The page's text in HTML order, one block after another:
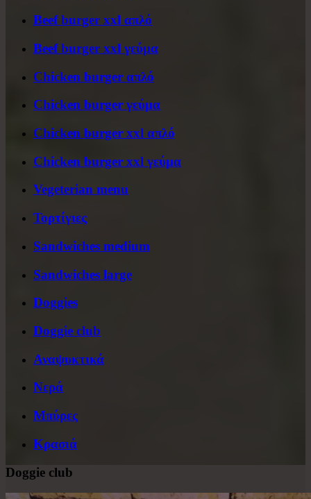
Beef burger xxl απλό
Beef burger xxl γεύμα
Chicken burger απλό
Chicken burger γεύμα
Chicken burger xxl απλό
Chicken burger xxl γεύμα
Vegeterian menu
Τορτίγιες
Sandwiches medium
Sandwiches large
Doggies
Doggie club
Αναψυκτικά
Νερά
Μπύρες
Κρασιά
Doggie club